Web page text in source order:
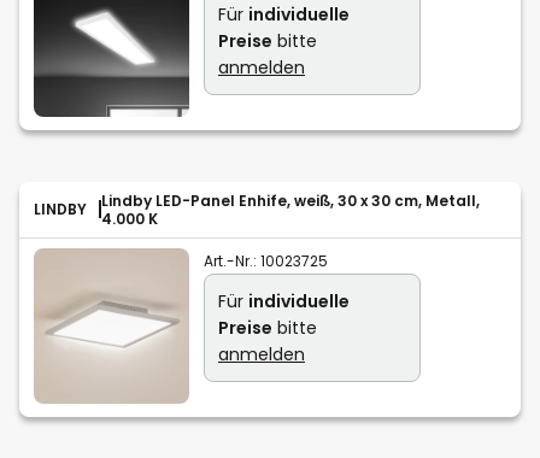
Für individuelle
Preise bitte
anmelden
LINDBY
Lindby LED-Panel Enhife, weiß, 30 x 30 cm, Metall,
4.000 K
Art.-Nr.: 10023725
Für individuelle
Preise bitte
anmelden